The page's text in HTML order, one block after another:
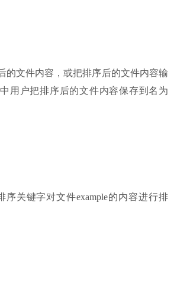
的文件内容，或把排序后的文件内容输
用户把排序后的文件内容保存到名为
序关键字对文件example的内容进行排